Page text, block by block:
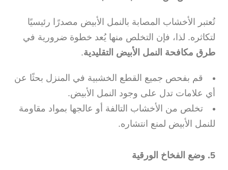
تُعتبر الأخشاب المصابة بالنمل الأبيض مصدرًا رئيسيًا
لتكاثره. لذا، فإن التخلص منها يُعد خطوة ضرورية في
طرق مكافحة النمل الأبيض التقليدية.
قم بفحص جميع القطع الخشبية في المنزل بحثًا عن
أي علامات تدل على وجود النمل الأبيض.
تخلص من الأخشاب التالفة أو عالجها بمواد مقاومة
للنمل الأبيض لمنع انتشاره.
5. وضع الفخاخ الورقية